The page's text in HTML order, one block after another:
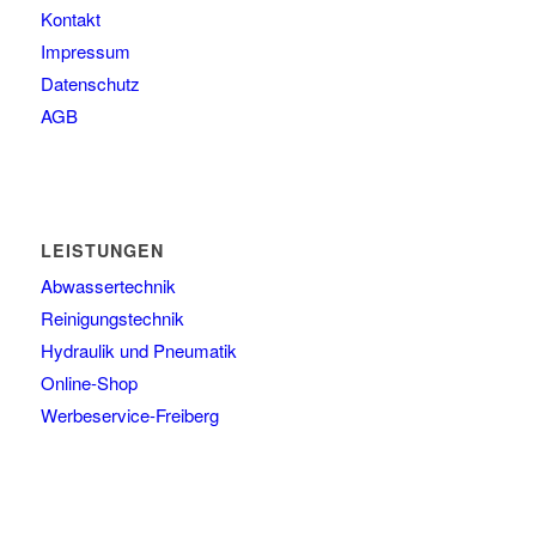
Kontakt
Impressum
Datenschutz
AGB
LEISTUNGEN
Abwassertechnik
Reinigungstechnik
Hydraulik und Pneumatik
Online-Shop
Werbeservice-Freiberg